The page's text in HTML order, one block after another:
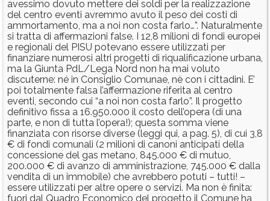
avessimo dovuto mettere dei soldi per la realizzazione
del centro eventi avremmo avuto il peso dei costi di
ammortamento, ma a noi non costa farlo…”. Naturalmente
si tratta di affermazioni false. I 12,8 milioni di fondi europei
e regionali del PISU potevano essere utilizzati per
finanziare numerosi altri progetti di riqualificazione urbana,
ma la Giunta PdL/Lega Nord non ha mai voluto
discuterne: né in Consiglio Comunae, nè con i cittadini. E’
poi totalmente falsa l’affermazione riferita al centro
eventi, secondo cui “a noi non costa farlo”. Il progetto
definitivo fissa a 16.950.000 il costo dell’opera (di una
parte, e non di tutta l’opera!); questa somma viene
finanziata con risorse diverse (leggi qui, a pag. 5), di cui 3,8
€ di fondi comunali (2 milioni di canoni anticipati della
concessione del gas metano, 845.000 € di mutuo,
200.000 € di avanzo di amministrazione, 745.000 € dalla
vendita di un immobile) che avrebbero potuti – tutti! –
essere utilizzati per altre opere o servizi. Ma non è finita:
fuori dal Quadro Economico del progetto il Comune ha